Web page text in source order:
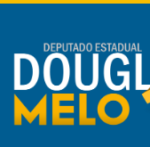
Ir
conteúdo